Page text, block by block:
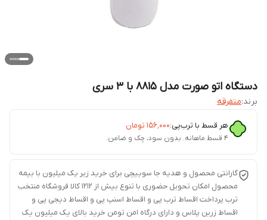
دستگاه اتو صورت مدل 8815 با ۳ سری
برند:متفرقه
هر قسط با ترب‌پی:۱۵۶٬۰۰۰ تومان
۴ قسط ماهانه. بدون سود، چک و ضامن.
گارانتی محصول و هدیه جا سوییچی برای خرید زیر یک میلیون با بیمه
محصول امکان تحویل حضوری با تنوع بیش از 1212 کالا فروشگاه منتخب
ترب پرداخت اقساط ترب پی و اقساط اسنپ پی و اقساط دیجی پی و
اقساط زرین پلاس و دارای درگاه امن تومن خرید بالای یک میلیون یک